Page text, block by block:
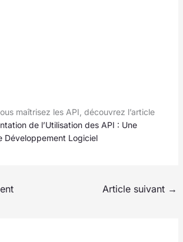
maîtrisez les API, découvrez l’article
de l’Utilisation des API : Une
Développement Logiciel
Article suivant →